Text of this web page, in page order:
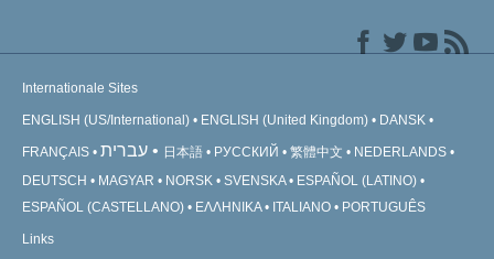
Internationale Sites
ENGLISH (US/International) ENGLISH (United Kingdom) DANSK
FRANÇAIS עברית 日本語 РУССКИЙ 繁體中文
NEDERLANDS
DEUTSCH
MAGYAR NORSK SVENSKA
ESPAÑOL (LATINO)
ESPAÑOL (CASTELLANO)
ΕΛΛΗΝΙΚA ITALIANO PORTUGUÊS
Links